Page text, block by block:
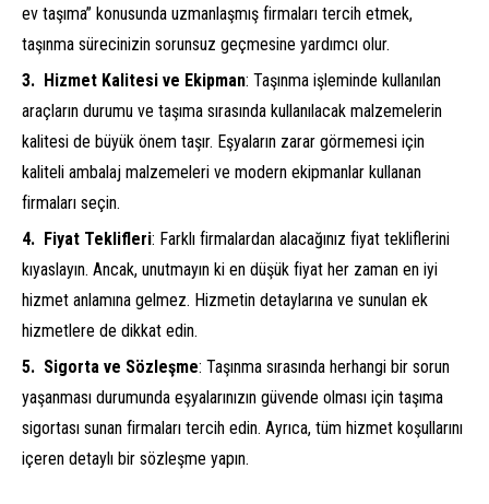
ev taşıma” konusunda uzmanlaşmış firmaları tercih etmek,
taşınma sürecinizin sorunsuz geçmesine yardımcı olur.
Hizmet Kalitesi ve Ekipman: Taşınma işleminde kullanılan
araçların durumu ve taşıma sırasında kullanılacak malzemelerin
kalitesi de büyük önem taşır. Eşyaların zarar görmemesi için
kaliteli ambalaj malzemeleri ve modern ekipmanlar kullanan
firmaları seçin.
Fiyat Teklifleri: Farklı firmalardan alacağınız fiyat tekliflerini
kıyaslayın. Ancak, unutmayın ki en düşük fiyat her zaman en iyi
hizmet anlamına gelmez. Hizmetin detaylarına ve sunulan ek
hizmetlere de dikkat edin.
Sigorta ve Sözleşme: Taşınma sırasında herhangi bir sorun
yaşanması durumunda eşyalarınızın güvende olması için taşıma
sigortası sunan firmaları tercih edin. Ayrıca, tüm hizmet koşullarını
içeren detaylı bir sözleşme yapın.